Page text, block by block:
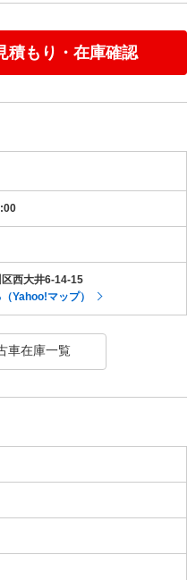
積もり・在庫確認
西大井6-14-15
Yahoo!マップ）
車在庫一覧